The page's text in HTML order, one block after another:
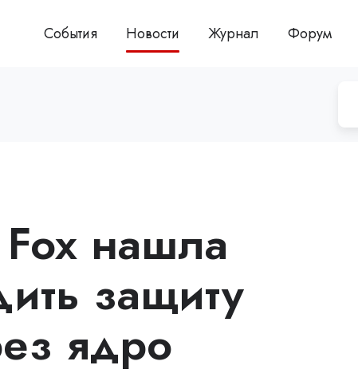
События Новости Журнал Форум
нашла
защиту
ядро